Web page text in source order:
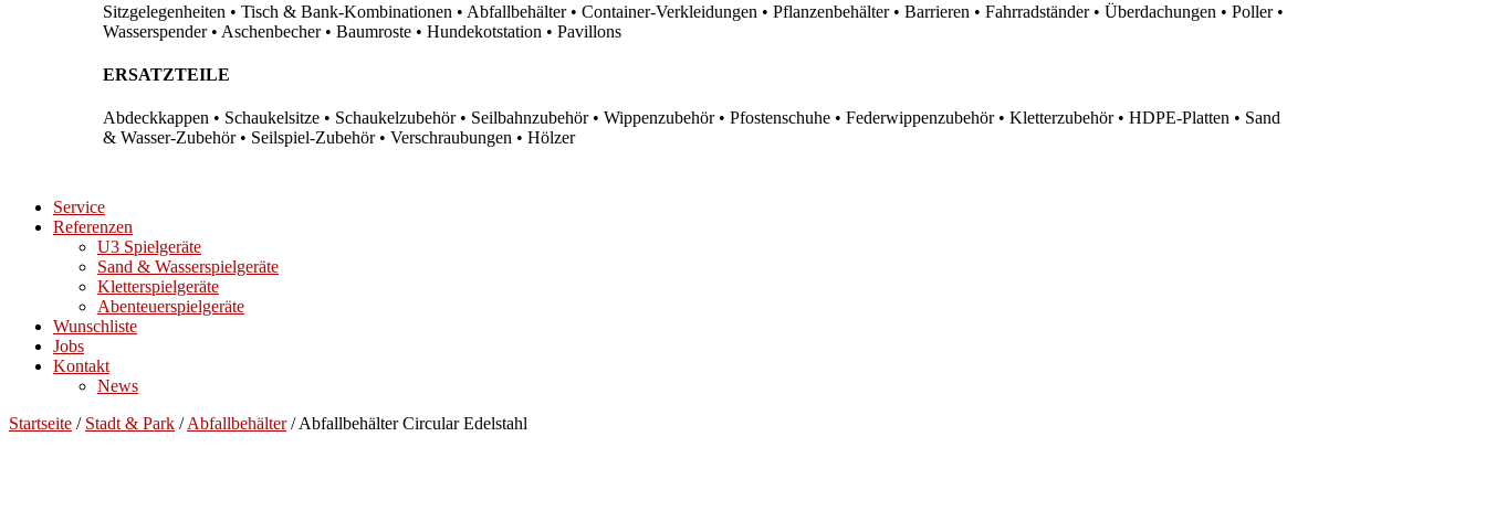
Sitzgelegenheiten • Tisch & Bank-Kombinationen • Abfallbehälter • Container-Verkleidungen • Pflanzenbehälter • Barrieren • Fahrradständer • Überdachungen • Poller •
Wasserspender • Aschenbecher • Baumroste • Hundekotstation • Pavillons
ERSATZTEILE
Abdeckkappen • Schaukelsitze • Schaukelzubehör • Seilbahnzubehör • Wippenzubehör • Pfostenschuhe • Federwippenzubehör • Kletterzubehör • HDPE-Platten • Sand
& Wasser-Zubehör • Seilspiel-Zubehör • Verschraubungen • Hölzer
Service
Referenzen
U3 Spielgeräte
Sand & Wasserspielgeräte
Kletterspielgeräte
Abenteuerspielgeräte
Wunschliste
Jobs
Kontakt
News
Startseite / Stadt & Park /Abfallbehälter/ Abfallbehälter Circular Edelstahl